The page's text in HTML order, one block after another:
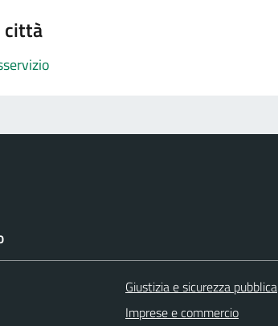
città
Giustizia e sicurezza pubblica
Imprese e commercio